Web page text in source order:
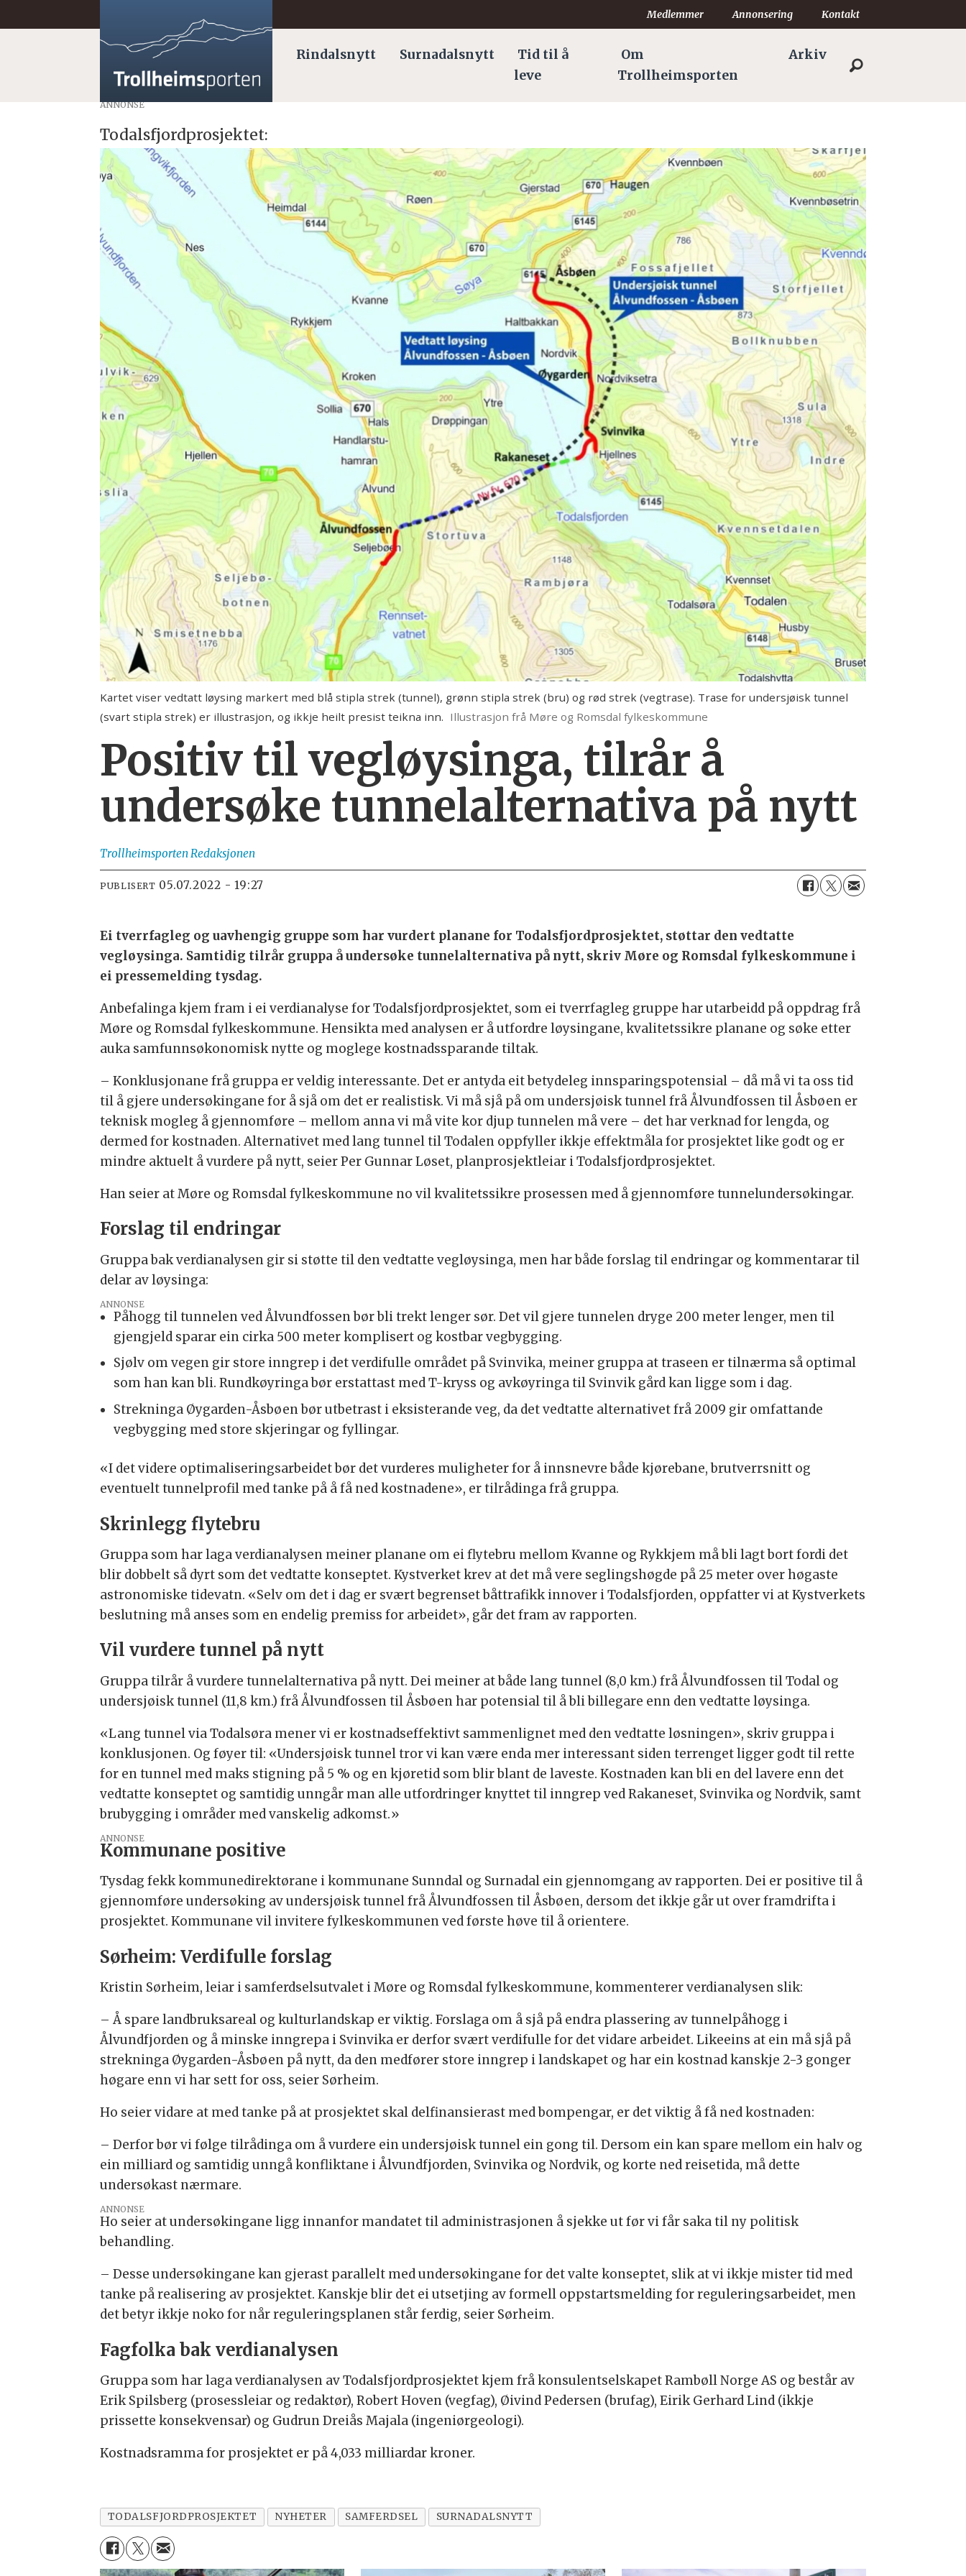
Medlemmer Annonsering Kontakt
Rindalsnytt Surnadalsnytt
Tid til å
leve
Om
Trollheimsporten
Arkiv
ANNONSE
Todalsfjordprosjektet:
Kartet viser vedtatt løysing markert med blå stipla strek (tunnel), grønn stipla strek (bru) og rød strek (vegtrase). Trase for undersjøisk tunnel
(svart stipla strek) er illustrasjon, og ikkje heilt presist teikna inn. Illustrasjon frå Møre og Romsdal fylkeskommune
Positiv til vegløysinga, tilrår å
undersøke tunnelalternativa på nytt
Trollheimsporten Redaksjonen
PUBLISERT 05.07.2022 - 19:27
Ei tverrfagleg og uavhengig gruppe som har vurdert planane for Todalsfjordprosjektet, støttar den vedtatte
vegløysinga. Samtidig tilrår gruppa å undersøke tunnelalternativa på nytt, skriv Møre og Romsdal fylkeskommune i
ei pressemelding tysdag.
Anbefalinga kjem fram i ei verdianalyse for Todalsfjordprosjektet, som ei tverrfagleg gruppe har utarbeidd på oppdrag frå
Møre og Romsdal fylkeskommune. Hensikta med analysen er å utfordre løysingane, kvalitetssikre planane og søke etter
auka samfunnsøkonomisk nytte og moglege kostnadssparande tiltak.
– Konklusjonane frå gruppa er veldig interessante. Det er antyda eit betydeleg innsparingspotensial – då må vi ta oss tid
til å gjere undersøkingane for å sjå om det er realistisk. Vi må sjå på om undersjøisk tunnel frå Ålvundfossen til Åsbøen er
teknisk mogleg å gjennomføre – mellom anna vi må vite kor djup tunnelen må vere – det har verknad for lengda, og
dermed for kostnaden. Alternativet med lang tunnel til Todalen oppfyller ikkje effektmåla for prosjektet like godt og er
mindre aktuelt å vurdere på nytt, seier Per Gunnar Løset, planprosjektleiar i Todalsfjordprosjektet.
Han seier at Møre og Romsdal fylkeskommune no vil kvalitetssikre prosessen med å gjennomføre tunnelundersøkingar.
Forslag til endringar
Gruppa bak verdianalysen gir si støtte til den vedtatte vegløysinga, men har både forslag til endringar og kommentarar til
delar av løysinga:
ANNONSE
Påhogg til tunnelen ved Ålvundfossen bør bli trekt lenger sør. Det vil gjere tunnelen dryge 200 meter lenger, men til
gjengjeld sparar ein cirka 500 meter komplisert og kostbar vegbygging.
Sjølv om vegen gir store inngrep i det verdifulle området på Svinvika, meiner gruppa at traseen er tilnærma så optimal
som han kan bli. Rundkøyringa bør erstattast med T-kryss og avkøyringa til Svinvik gård kan ligge som i dag.
Strekninga Øygarden-Åsbøen bør utbetrast i eksisterande veg, da det vedtatte alternativet frå 2009 gir omfattande
vegbygging med store skjeringar og fyllingar.
«I det videre optimaliseringsarbeidet bør det vurderes muligheter for å innsnevre både kjørebane, brutverrsnitt og
eventuelt tunnelprofil med tanke på å få ned kostnadene», er tilrådinga frå gruppa.
Skrinlegg flytebru
Gruppa som har laga verdianalysen meiner planane om ei flytebru mellom Kvanne og Rykkjem må bli lagt bort fordi det
blir dobbelt så dyrt som det vedtatte konseptet. Kystverket krev at det må vere seglingshøgde på 25 meter over høgaste
astronomiske tidevatn. «Selv om det i dag er svært begrenset båttrafikk innover i Todalsfjorden, oppfatter vi at Kystverkets
beslutning må anses som en endelig premiss for arbeidet», går det fram av rapporten.
Vil vurdere tunnel på nytt
Gruppa tilrår å vurdere tunnelalternativa på nytt. Dei meiner at både lang tunnel (8,0 km.) frå Ålvundfossen til Todal og
undersjøisk tunnel (11,8 km.) frå Ålvundfossen til Åsbøen har potensial til å bli billegare enn den vedtatte løysinga.
«Lang tunnel via Todalsøra mener vi er kostnadseffektivt sammenlignet med den vedtatte løsningen», skriv gruppa i
konklusjonen. Og føyer til: «Undersjøisk tunnel tror vi kan være enda mer interessant siden terrenget ligger godt til rette
for en tunnel med maks stigning på 5 % og en kjøretid som blir blant de laveste. Kostnaden kan bli en del lavere enn det
vedtatte konseptet og samtidig unngår man alle utfordringer knyttet til inngrep ved Rakaneset, Svinvika og Nordvik, samt
brubygging i områder med vanskelig adkomst.»
ANNONSE
Kommunane positive
Tysdag fekk kommunedirektørane i kommunane Sunndal og Surnadal ein gjennomgang av rapporten. Dei er positive til å
gjennomføre undersøking av undersjøisk tunnel frå Ålvundfossen til Åsbøen, dersom det ikkje går ut over framdrifta i
prosjektet. Kommunane vil invitere fylkeskommunen ved første høve til å orientere.
Sørheim: Verdifulle forslag
Kristin Sørheim, leiar i samferdselsutvalet i Møre og Romsdal fylkeskommune, kommenterer verdianalysen slik:
– Å spare landbruksareal og kulturlandskap er viktig. Forslaga om å sjå på endra plassering av tunnelpåhogg i
Ålvundfjorden og å minske inngrepa i Svinvika er derfor svært verdifulle for det vidare arbeidet. Likeeins at ein må sjå på
strekninga Øygarden-Åsbøen på nytt, da den medfører store inngrep i landskapet og har ein kostnad kanskje 2-3 gonger
høgare enn vi har sett for oss, seier Sørheim.
Ho seier vidare at med tanke på at prosjektet skal delfinansierast med bompengar, er det viktig å få ned kostnaden:
– Derfor bør vi følge tilrådinga om å vurdere ein undersjøisk tunnel ein gong til. Dersom ein kan spare mellom ein halv og
ein milliard og samtidig unngå konfliktane i Ålvundfjorden, Svinvika og Nordvik, og korte ned reisetida, må dette
undersøkast nærmare.
ANNONSE
Ho seier at undersøkingane ligg innanfor mandatet til administrasjonen å sjekke ut før vi får saka til ny politisk
behandling.
– Desse undersøkingane kan gjerast parallelt med undersøkingane for det valte konseptet, slik at vi ikkje mister tid med
tanke på realisering av prosjektet. Kanskje blir det ei utsetjing av formell oppstartsmelding for reguleringsarbeidet, men
det betyr ikkje noko for når reguleringsplanen står ferdig, seier Sørheim.
Fagfolka bak verdianalysen
Gruppa som har laga verdianalysen av Todalsfjordprosjektet kjem frå konsulentselskapet Rambøll Norge AS og består av
Erik Spilsberg (prosessleiar og redaktør), Robert Hoven (vegfag), Øivind Pedersen (brufag), Eirik Gerhard Lind (ikkje
prissette konsekvensar) og Gudrun Dreiås Majala (ingeniørgeologi).
Kostnadsramma for prosjektet er på 4,033 milliardar kroner.
TODALSFJORDPROSJEKTET NYHETER SAMFERDSEL SURNADALSNYTT